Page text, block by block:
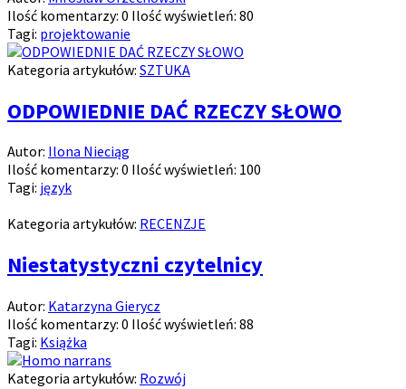
Ilość komentarzy: 0 Ilość wyświetleń: 80
Tagi: projektowanie
Kategoria artykułów: SZTUKA
ODPOWIEDNIE DAĆ RZECZY SŁOWO
Autor: Ilona Nieciąg
Ilość komentarzy: 0 Ilość wyświetleń: 100
Tagi: język
Kategoria artykułów: RECENZJE
Niestatystyczni czytelnicy
Autor: Katarzyna Gierycz
Ilość komentarzy: 0 Ilość wyświetleń: 88
Tagi: Książka
Kategoria artykułów: Rozwój